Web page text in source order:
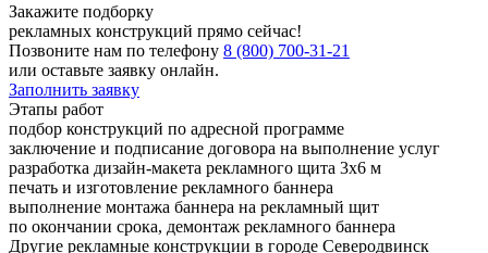
Закажите подборку
рекламных конструкций прямо сейчас!
Позвоните нам по телефону 8 (800) 700-31-21
или оставьте заявку онлайн.
Заполнить заявку
Этапы работ
подбор конструкций по адресной программе
заключение и подписание договора на выполнение услуг
разработка дизайн-макета рекламного щита 3х6 м
печать и изготовление рекламного баннера
выполнение монтажа баннера на рекламный щит
по окончании срока, демонтаж рекламного баннера
Другие рекламные конструкции в городе Северодвинск